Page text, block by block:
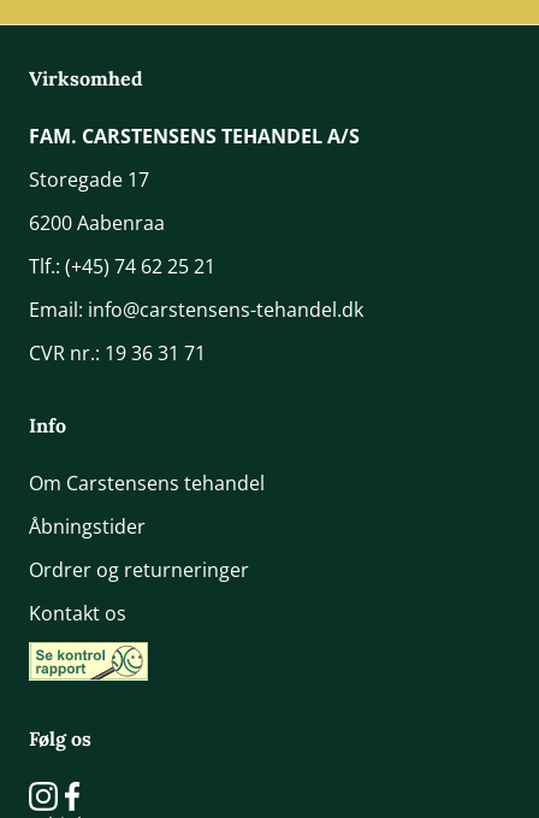
Virksomhed
FAM. CARSTENSENS TEHANDEL A/S
Storegade 17
6200 Aabenraa
Tlf.: (+45) 74 62 25 21
Email: info@carstensens-tehandel.dk
CVR nr.: 19 36 31 71
Info
Om Carstensens tehandel
Åbningstider
Ordrer og returneringer
Kontakt os
Følg os